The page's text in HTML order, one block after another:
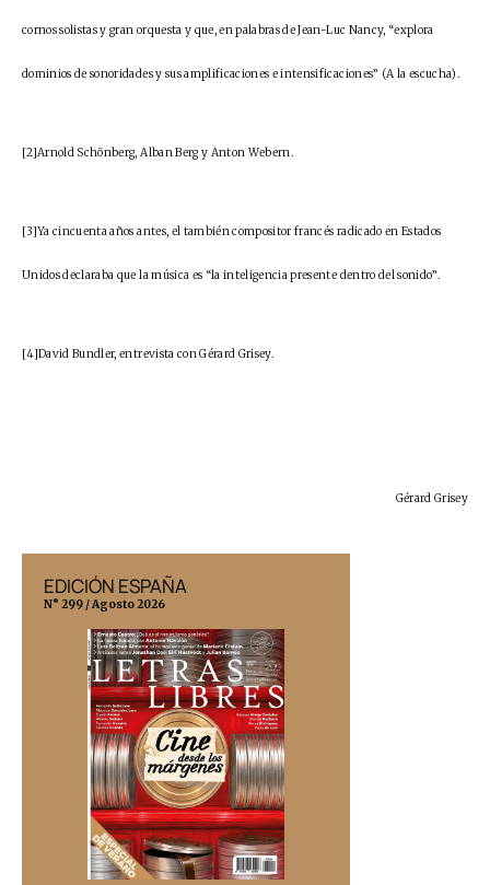
cornos solistas y gran orquesta y que, en palabras de Jean-Luc Nancy, “explora
dominios de sonoridades y sus amplificaciones e intensificaciones” (A la escucha).
[2]Arnold Schönberg, Alban Berg y Anton Webern.
[3]Ya cincuenta años antes, el también compositor francés radicado en Estados
Unidos declaraba que la música es “la inteligencia presente dentro del sonido”.
[4]David Bundler,entrevista con Gérard Grisey.
Gérard Grisey
EDICIÓN ESPAÑA
N° 299 / Agosto 2026